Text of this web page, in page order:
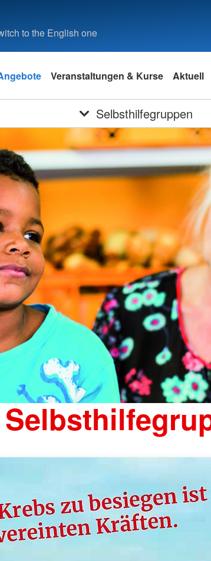
to the English one
Veranstaltungen & Kurse Aktuell
Selbsthilfegruppen